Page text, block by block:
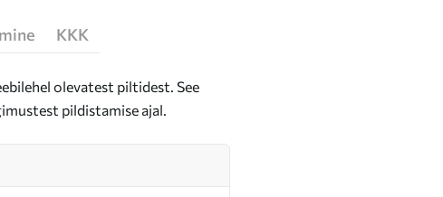
KKK
olevatest piltidest. See
pildistamise ajal.